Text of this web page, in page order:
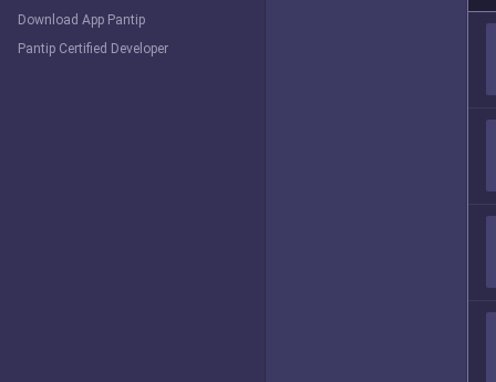
Download App Pantip
Pantip Certified Developer